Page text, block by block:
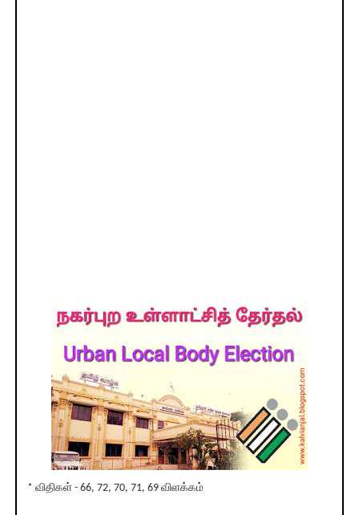
* விதிகள் - 66, 72, 70, 71, 69 விளக்கம்